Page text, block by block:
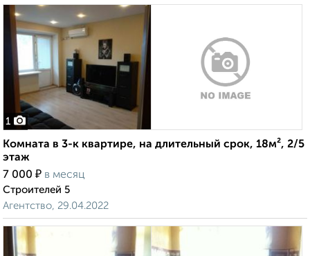
1
Комната в 3-к квартире, на длительный срок, 18м², 2/5
этаж
7 000 ₽ в месяц
Строителей 5
Агентство, 29.04.2022